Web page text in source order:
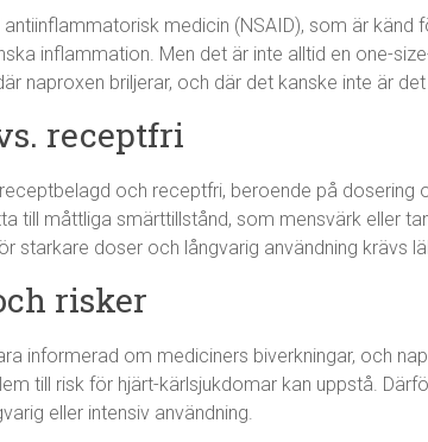
medicin (NSAID), som är känd
inflammation. Men det är inte alltid en one-
naproxen briljerar, och där det kanske inte är
receptfri
och receptfri, beroende på dosering
till måttliga smärttillstånd, som mensvärk eller
starkare doser och långvarig användning krävs
risker
informerad om mediciners biverkningar, och
till risk för hjärt-kärlsjukdomar kan uppstå.
eller intensiv användning.